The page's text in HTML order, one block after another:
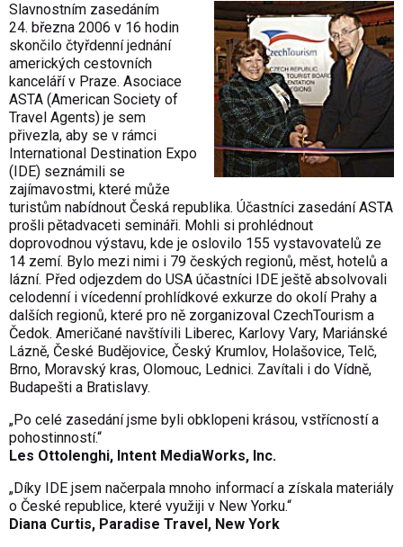
Slavnostním zasedáním
24. března 2006 v 16 hodin
skončilo čtyřdenní jednání
amerických cestovních
kanceláří v Praze. Asociace
ASTA (American Society of
Travel Agents) je sem
přivezla, aby se v rámci
International Destination Expo
(IDE) seznámili se
zajímavostmi, které může
turistům nabídnout Česká republika. Účastníci zasedání ASTA
prošli pětadvaceti semináři. Mohli si prohlédnout
doprovodnou výstavu, kde je oslovilo 155 vystavovatelů ze
14 zemí. Bylo mezi nimi i 79 českých regionů, měst, hotelů a
lázní. Před odjezdem do USA účastníci IDE ještě absolvovali
celodenní i vícedenní prohlídkové exkurze do okolí Prahy a
dalších regionů, které pro ně zorganizoval CzechTourism a
Čedok. Američané navštívili Liberec, Karlovy Vary, Mariánské
Lázně, České Budějovice, Český Krumlov, Holašovice, Telč,
Brno, Moravský kras, Olomouc, Lednici. Zavítali i do Vídně,
Budapešti a Bratislavy.
„Po celé zasedání jsme byli obklopeni krásou, vstřícností a
pohostinností.“
Les Ottolenghi, Intent MediaWorks, Inc.
„Díky IDE jsem načerpala mnoho informací a získala materiály
o České republice, které využiji v New Yorku.“
Diana Curtis, Paradise Travel, New York